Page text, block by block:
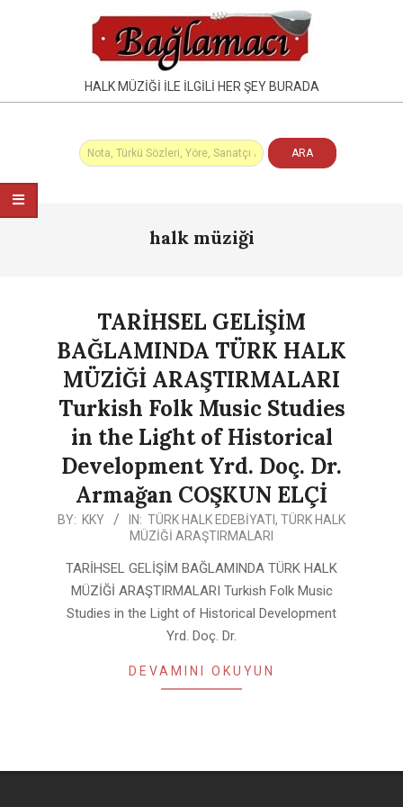
HALK MÜZIĞI İLE İLGILI HER ŞEY BURADA
Primary
halk müziği
TARİHSEL GELİŞİM
BAĞLAMINDA TÜRK HALK
MÜZİĞİ ARAŞTIRMALARI
Turkish Folk Music Studies
in the Light of Historical
Development Yrd. Doç. Dr.
Armağan COŞKUN ELÇİ
2020-
24
BY: KKY IN: TÜRK HALK EDEBIYATI, TÜRK HALK
MÜZIĞI ARAŞTIRMALARI
TARİHSEL GELİŞİM BAĞLAMINDA TÜRK HALK
MÜZİĞİ ARAŞTIRMALARI Turkish Folk Music
Studies in the Light of Historical Development
Yrd. Doç. Dr.
DEVAMINI OKUYUN